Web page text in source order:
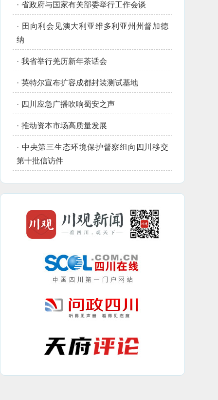
· 省政府与国家有关部委举行工作会谈
· 田向利会见澳大利亚维多利亚州州督加德
纳
· 我省举行羌历新年茶话会
· 英特尔宣布扩容成都封装测试基地
· 四川应急广播吹响蜀安之声
· 推动资本市场高质量发展
· 中央第三生态环境保护督察组向四川移交
第十批信访件